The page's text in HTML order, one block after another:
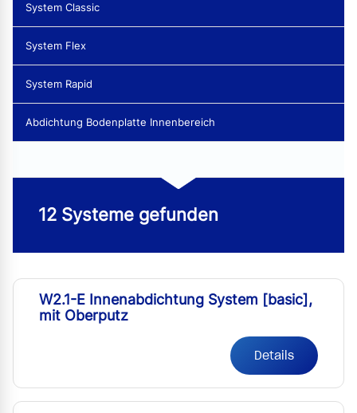
System Classic
System Flex
System Rapid
Abdichtung Bodenplatte Innenbereich
12 Systeme gefunden
W2.1-E Innenabdichtung System [basic],
mit Oberputz
Details